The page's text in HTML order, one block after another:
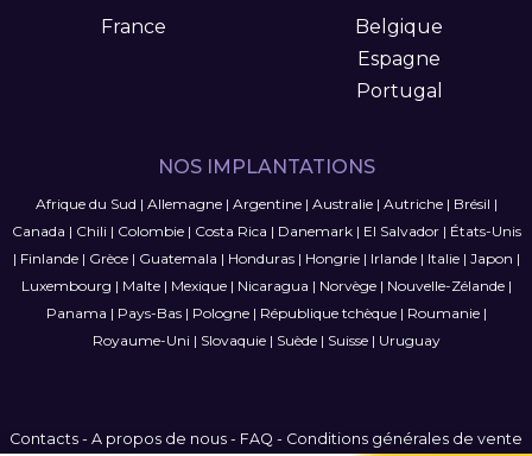
France
Belgique
Espagne
Portugal
NOS IMPLANTATIONS
Afrique du Sud | Allemagne| Argentine| Australie| Autriche| Brésil |
Canada | Chili | Colombie| Costa Rica | Danemark| El Salvador| États-Unis
| Finlande| Grèce| Guatemala | Honduras| Hongrie| Irlande| Italie| Japon |
Luxembourg | Malte| Mexique| Nicaragua | Norvège| Nouvelle-Zélande|
Panama | Pays-Bas| Pologne| République tchèque| Roumanie|
Royaume-Uni | Slovaquie| Suède| Suisse| Uruguay
Contacts - A propos de nous - FAQ - Conditions générales de vente